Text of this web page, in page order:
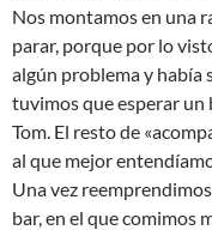
Nos montamos en una
parar, porque por lo
algún problema y había
tuvimos que esperar un
Tom. El resto de
al que mejor
Una vez
bar, en el que comimos